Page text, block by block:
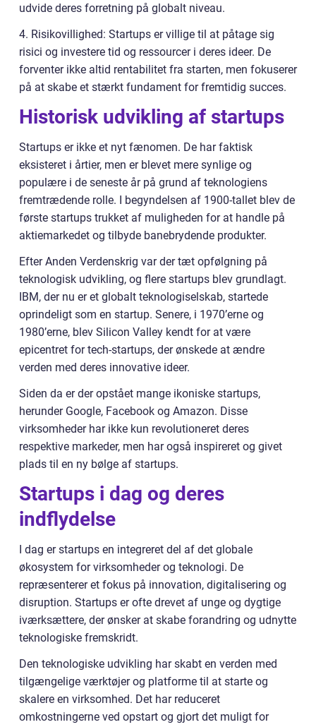
udvide deres forretning på globalt niveau.
4. Risikovillighed: Startups er villige til at påtage sig
risici og investere tid og ressourcer i deres ideer. De
forventer ikke altid rentabilitet fra starten, men fokuserer
på at skabe et stærkt fundament for fremtidig succes.
Historisk udvikling af startups
Startups er ikke et nyt fænomen. De har faktisk
eksisteret i årtier, men er blevet mere synlige og
populære i de seneste år på grund af teknologiens
fremtrædende rolle. I begyndelsen af 1900-tallet blev de
første startups trukket af muligheden for at handle på
aktiemarkedet og tilbyde banebrydende produkter.
Efter Anden Verdenskrig var der tæt opfølgning på
teknologisk udvikling, og flere startups blev grundlagt.
IBM, der nu er et globalt teknologiselskab, startede
oprindeligt som en startup. Senere, i 1970’erne og
1980’erne, blev Silicon Valley kendt for at være
epicentret for tech-startups, der ønskede at ændre
verden med deres innovative ideer.
Siden da er der opstået mange ikoniske startups,
herunder Google, Facebook og Amazon. Disse
virksomheder har ikke kun revolutioneret deres
respektive markeder, men har også inspireret og givet
plads til en ny bølge af startups.
Startups i dag og deres
indflydelse
I dag er startups en integreret del af det globale
økosystem for virksomheder og teknologi. De
repræsenterer et fokus på innovation, digitalisering og
disruption. Startups er ofte drevet af unge og dygtige
iværksættere, der ønsker at skabe forandring og udnytte
teknologiske fremskridt.
Den teknologiske udvikling har skabt en verden med
tilgængelige værktøjer og platforme til at starte og
skalere en virksomhed. Det har reduceret
omkostningerne ved opstart og gjort det muligt for